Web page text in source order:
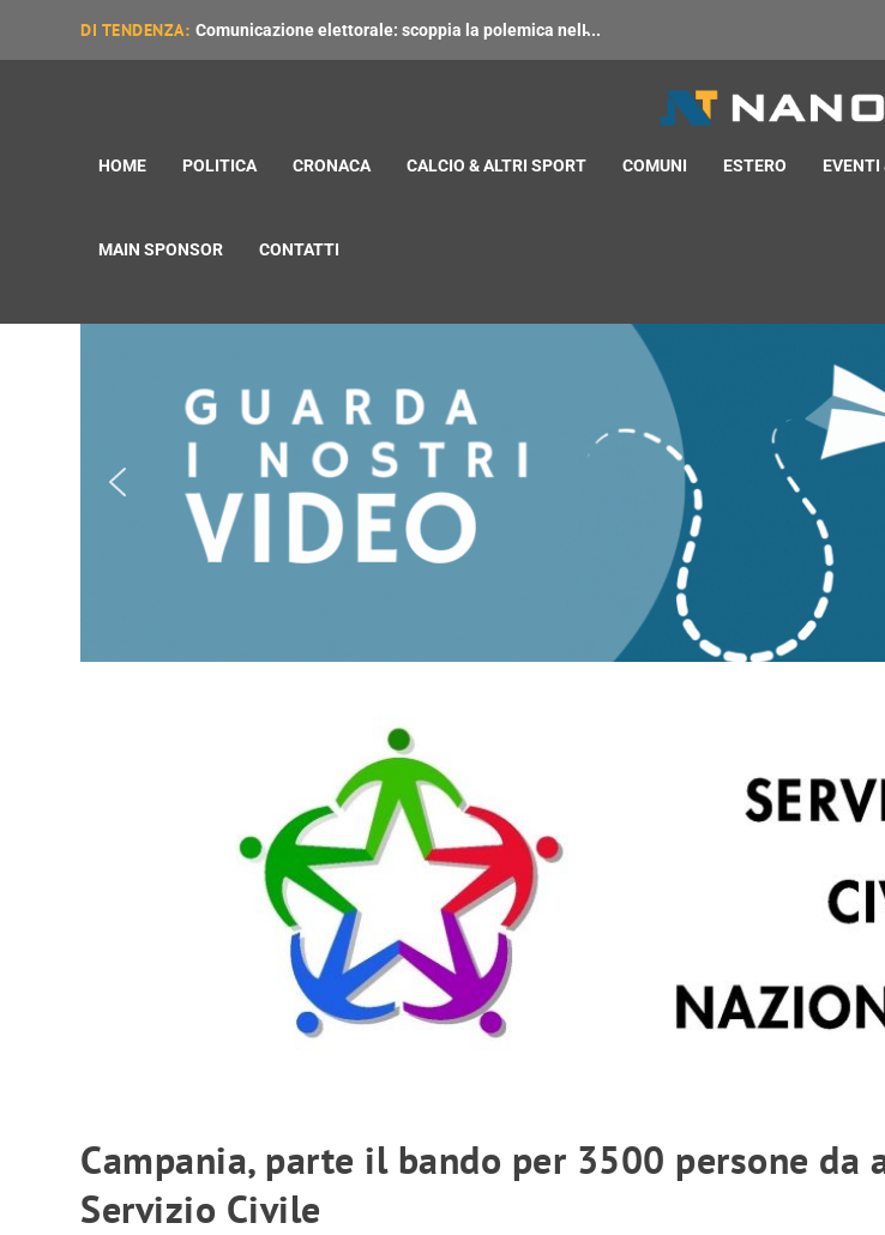
DI TENDENZA: Comunicazione elettorale: scoppia la polemica nell̵...
HOME POLITICA CRONACA CALCIO & ALTRI SPORT COMUNI ESTERO EVENTI
MAIN SPONSOR CONTATTI
Campania, parte il bando per 3500 persone da
Servizio Civile